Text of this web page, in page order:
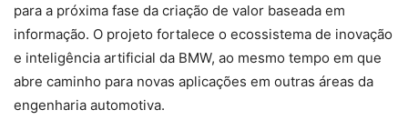
para a próxima fase da criação de valor baseada em
informação. O projeto fortalece o ecossistema de inovação
e inteligência artificial da BMW, ao mesmo tempo em que
abre caminho para novas aplicações em outras áreas da
engenharia automotiva.